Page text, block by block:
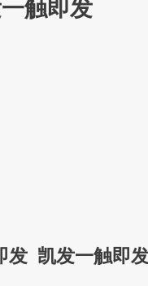
触即发
发 凯发一触即